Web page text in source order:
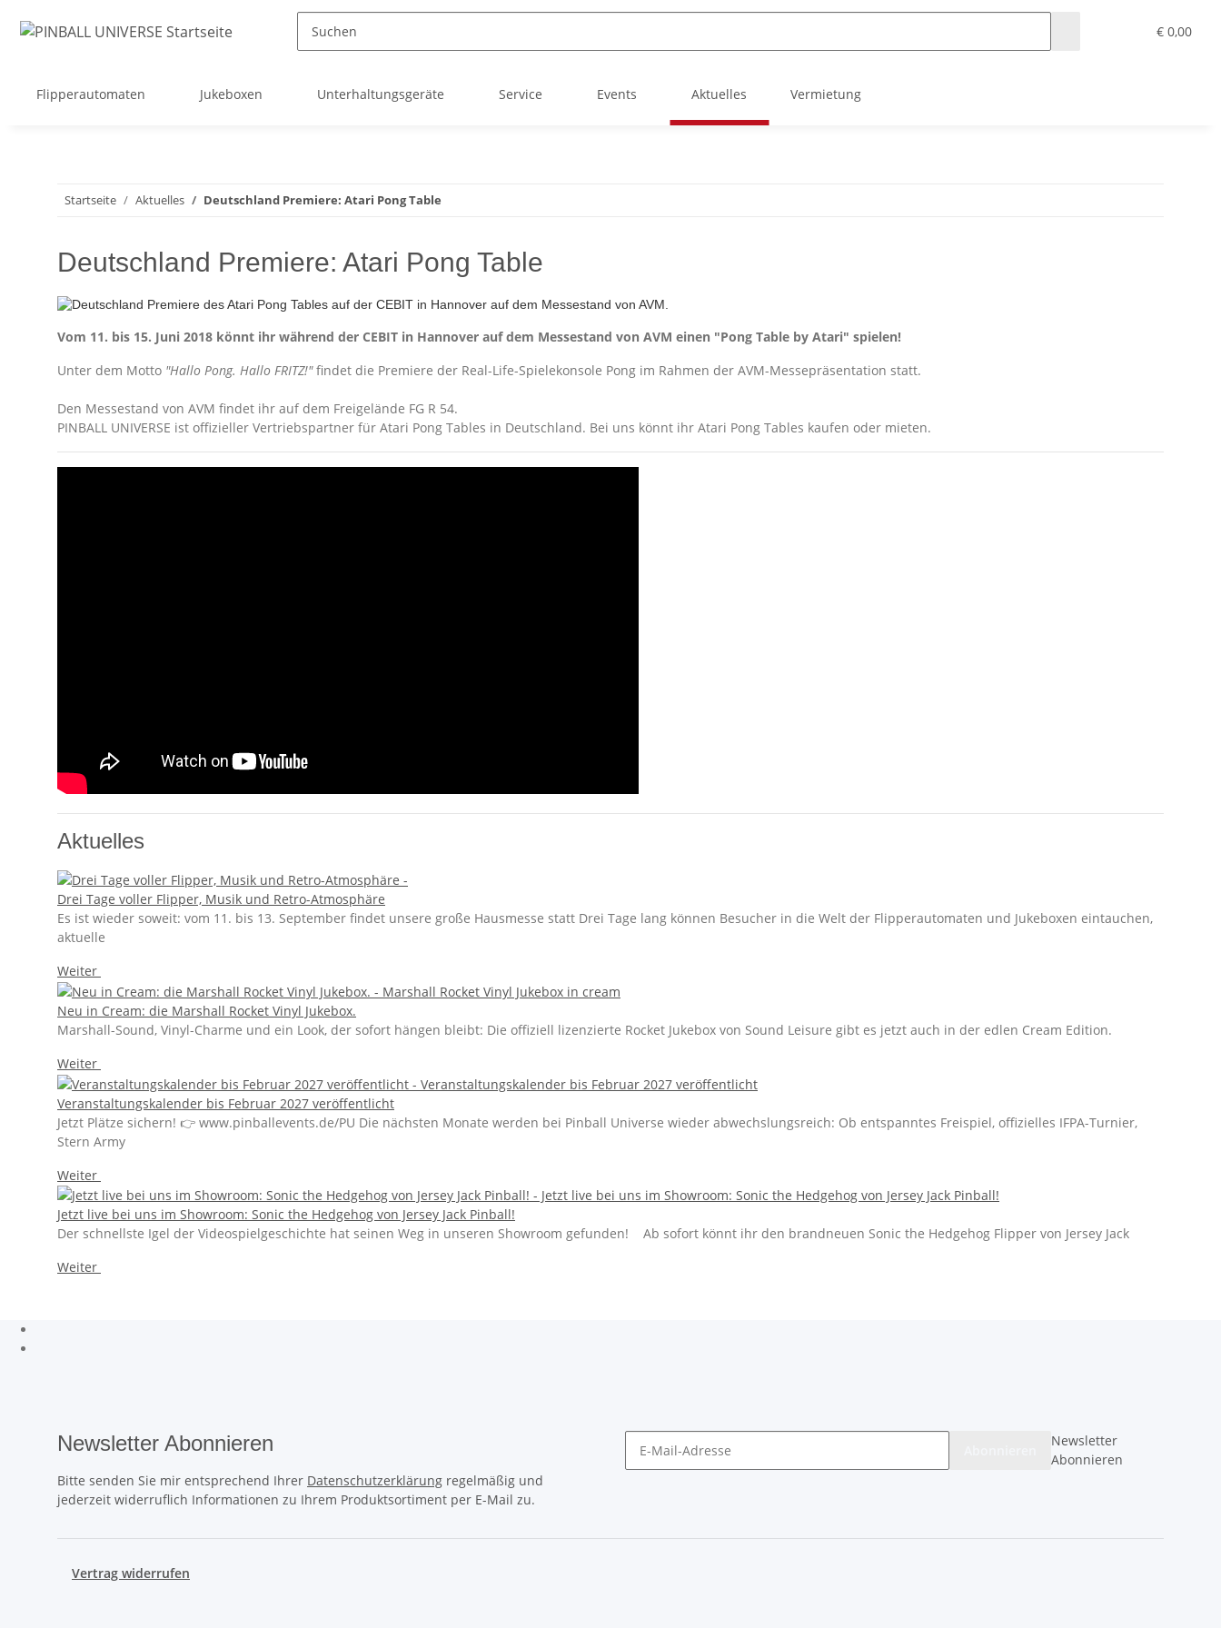
€ 0,00
Flipperautomaten Jukeboxen Unterhaltungsgeräte Service Events Aktuelles Vermietung
Startseite Aktuelles Deutschland Premiere: Atari Pong Table
Deutschland Premiere: Atari Pong Table
Vom 11. bis 15. Juni 2018 könnt ihr während der CEBIT in Hannover auf dem Messestand von AVM einen "Pong Table by Atari" spielen!
Unter dem Motto "Hallo Pong. Hallo FRITZ!"findet die Premiere der Real-Life-Spielekonsole Pong im Rahmen der AVM-Messepräsentation statt.
Den Messestand von AVM findet ihr auf dem Freigelände FG R 54.
PINBALL UNIVERSE ist offizieller Vertriebspartner für Atari Pong Tables in Deutschland. Bei uns könnt ihr Atari Pong Tables kaufen oder mieten.
Aktuelles
Drei Tage voller Flipper, Musik und Retro-Atmosphäre
Es ist wieder soweit: vom 11. bis 13. September findet unsere große Hausmesse statt Drei Tage lang können Besucher in die Welt der Flipperautomaten und Jukeboxen eintauchen,
aktuelle
Weiter
Neu in Cream: die Marshall Rocket Vinyl Jukebox.
Marshall-Sound, Vinyl-Charme und ein Look, der sofort hängen bleibt: Die offiziell lizenzierte Rocket Jukebox von Sound Leisure gibt es jetzt auch in der edlen Cream Edition.
Weiter
Veranstaltungskalender bis Februar 2027 veröffentlicht
Jetzt Plätze sichern! 👉 www.pinballevents.de/PU Die nächsten Monate werden bei Pinball Universe wieder abwechslungsreich: Ob entspanntes Freispiel, offizielles IFPA-Turnier,
Stern Army
Weiter
Jetzt live bei uns im Showroom: Sonic the Hedgehog von Jersey Jack Pinball!
Der schnellste Igel der Videospielgeschichte hat seinen Weg in unseren Showroom gefunden! Ab sofort könnt ihr den brandneuen Sonic the Hedgehog Flipper von Jersey Jack
Weiter
Newsletter Abonnieren
Bitte senden Sie mir entsprechend Ihrer Datenschutzerklärung regelmäßig und
jederzeit widerruflich Informationen zu Ihrem Produktsortiment per E-Mail zu.
Newsletter
Abonnieren
Vertrag widerrufen